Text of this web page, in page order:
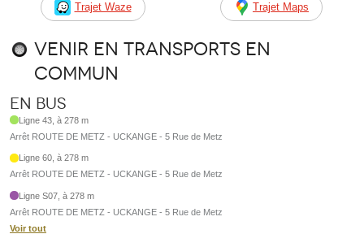
Trajet Waze Trajet Maps
Venir en transports en
commun
En bus
Ligne 43, à 278 m
Arrêt ROUTE DE METZ - UCKANGE - 5 Rue de Metz
Ligne 60, à 278 m
Arrêt ROUTE DE METZ - UCKANGE - 5 Rue de Metz
Ligne S07, à 278 m
Arrêt ROUTE DE METZ - UCKANGE - 5 Rue de Metz
Voir tout